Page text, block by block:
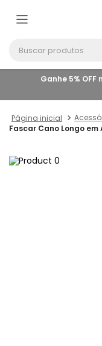
Ganhe 5%
Fascar Cano Longo